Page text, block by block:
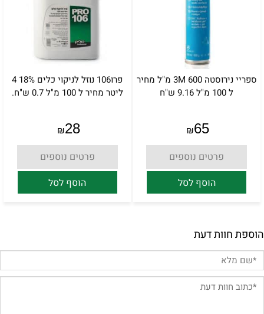
ספריי נירוסטה 3M 600 מ"ל מחיר
ל 100 מ"ל 9.16 ש"ח
₪65
פרטים נוספים
הוסף לסל
פרו106 נוזל לניקוי כלים 18% 4
ליטר מחיר ל 100 מ"ל 0.7 ש"ח.
₪28
פרטים נוספים
הוסף לסל
הוספת חוות דעת